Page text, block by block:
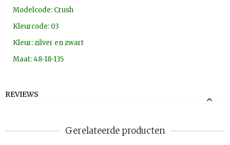
Modelcode: Crush
Kleurcode: 03
Kleur: zilver en zwart
Maat: 48-18-135
REVIEWS
Gerelateerde producten